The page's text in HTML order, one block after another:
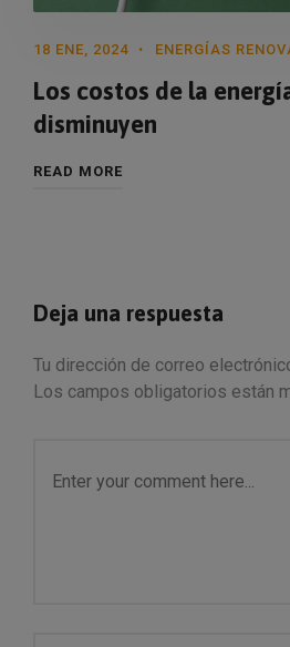
18 ENE, 2024 ENERGÍAS
Los costos de la
disminuyen
READ MORE
Deja una respuesta
Tu dirección de correo
Los campos obligatorios están